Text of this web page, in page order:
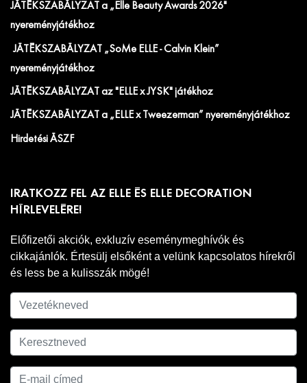
JÁTÉKSZABÁLYZAT a „Elle Beauty Awards 2026"
nyereményjátékhoz
JÁTÉKSZABÁLYZAT „SoMe ELLE - Calvin Klein”
nyereményjátékhoz
JÁTÉKSZABÁLYZAT az "ELLE x JYSK" játékhoz
JÁTÉKSZABÁLYZAT a „ELLE x Tweezerman” nyereményjátékhoz
Hirdetési ÁSZF
IRATKOZZ FEL AZ ELLE ÉS ELLE DECORATION
HÍRLEVELÉRE!
Előfizetői akciók, exkluzív eseménymeghívók és
cikkajánlók. Értesülj elsőként a velünk kapcsolatos hírekről
és less be a kulisszák mögé!